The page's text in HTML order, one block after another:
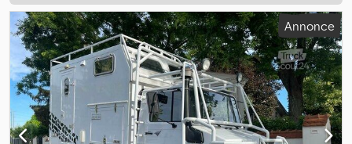
Annonce